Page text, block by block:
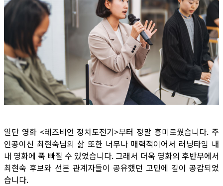
일단 영화 <레즈비언 정치도전기>부터 정말 흥미로웠습니다. 주
인공이신 최현숙님의 삶 또한 너무나 매력적이어서 러닝타임 내
내 영화에 푹 빠질 수 있었습니다. 그래서 더욱 영화의 후반부에서
최현숙 후보와 선본 관계자들이 공유했던 고민에 깊이 공감되었
습니다.